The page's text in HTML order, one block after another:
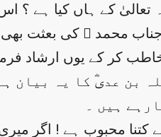
کے ہاں کیا ہے ؟ اس
جناب محمد ﷺ کی
بن عدیؓ کا یہ بیان
ہیں ۔